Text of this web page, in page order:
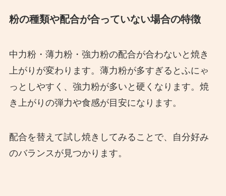
粉の種類や配合が合っていない場合の特徴
中力粉・薄力粉・強力粉の配合が合わないと焼き
上がりが変わります。薄力粉が多すぎるとふにゃ
っとしやすく、強力粉が多いと硬くなります。焼
き上がりの弾力や食感が目安になります。
配合を替えて試し焼きしてみることで、自分好み
のバランスが見つかります。